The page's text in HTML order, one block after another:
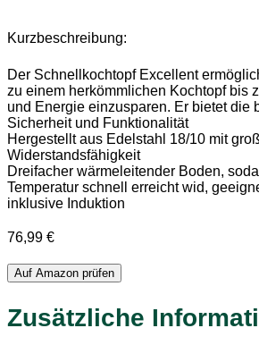
Kurzbeschreibung:
Der Schnellkochtopf Excellent
zu einem herkömmlichen Kochtopf bis
und Energie einzusparen. Er bietet die
Sicherheit und Funktionalität
Hergestellt aus Edelstahl 18/10 mit
Widerstandsfähigkeit
Dreifacher wärmeleitender Boden,
Temperatur schnell erreicht wid,
inklusive Induktion
76,99 €
Auf Amazon prüfen
Zusätzliche